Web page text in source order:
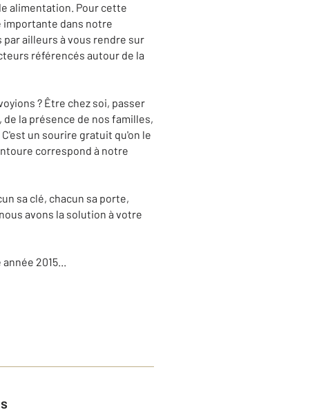
alimentation. Pour cette
importante dans notre
ailleurs à vous rendre sur
référencés autour de la
? Être chez soi, passer
la présence de nos familles,
un sourire gratuit qu'on le
correspond à notre
sa clé, chacun sa porte,
avons la solution à votre
2015...